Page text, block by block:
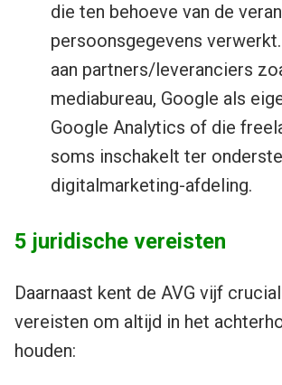
die ten behoeve van de
persoonsgegevens
aan partners/leveranciers
mediabureau, Google als
Google Analytics of die
soms inschakelt ter
digitalmarketing-afdeling.
5 juridische vereisten
Daarnaast kent de AVG vijf
vereisten om altijd in het
houden: